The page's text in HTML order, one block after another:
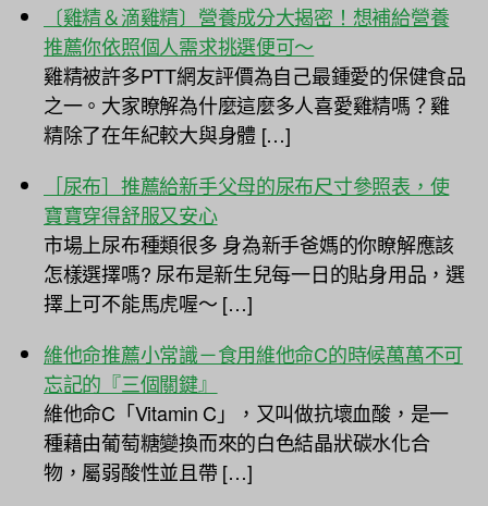
〔雞精＆滴雞精〕營養成分大揭密！想補給營養
推薦你依照個人需求挑選便可～
雞精被許多PTT網友評價為自己最鍾愛的保健食品
之一。大家瞭解為什麼這麼多人喜愛雞精嗎？雞
精除了在年紀較大與身體 […]
［尿布］推薦給新手父母的尿布尺寸參照表，使
寶寶穿得舒服又安心
市場上尿布種類很多 身為新手爸媽的你瞭解應該
怎樣選擇嗎? 尿布是新生兒每一日的貼身用品，選
擇上可不能馬虎喔～ […]
維他命推薦小常識－食用維他命C的時候萬萬不可
忘記的『三個關鍵』
維他命C「Vitamin C」，又叫做抗壞血酸，是一
種藉由葡萄糖變換而來的白色結晶狀碳水化合
物，屬弱酸性並且帶 […]